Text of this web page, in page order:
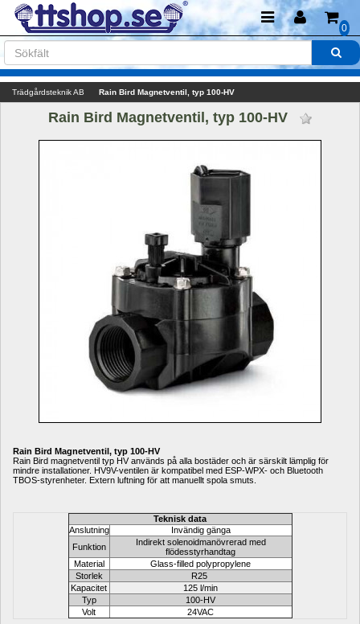
0
Trädgårdsteknik AB Rain Bird Magnetventil, typ 100-HV
Rain Bird Magnetventil, typ 100-HV
Rain Bird Magnetventil, typ 100-HV
Rain Bird magnetventil typ HV används på alla bostäder och är särskilt lämplig för
mindre installationer. HV9V-ventilen är kompatibel med ESP-WPX- och Bluetooth
TBOS-styrenheter. Extern luftning för att manuellt spola smuts.
Teknisk data
Anslutning
Invändig gänga
Funktion
Indirekt solenoidmanövrerad med
flödesstyrhandtag
Material
Glass-filled polypropylene
Storlek
R25
Kapacitet
125 l/min
Typ
100-HV
Volt
24VAC